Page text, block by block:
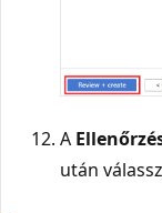
A
után